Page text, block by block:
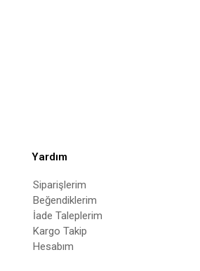
Yardım
Siparişlerim
Beğendiklerim
İade Taleplerim
Kargo Takip
Hesabım